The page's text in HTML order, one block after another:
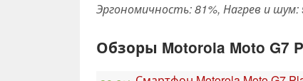
Эргономичность: 81%, Нагрев и шум:
Обзоры Motorola Moto G7